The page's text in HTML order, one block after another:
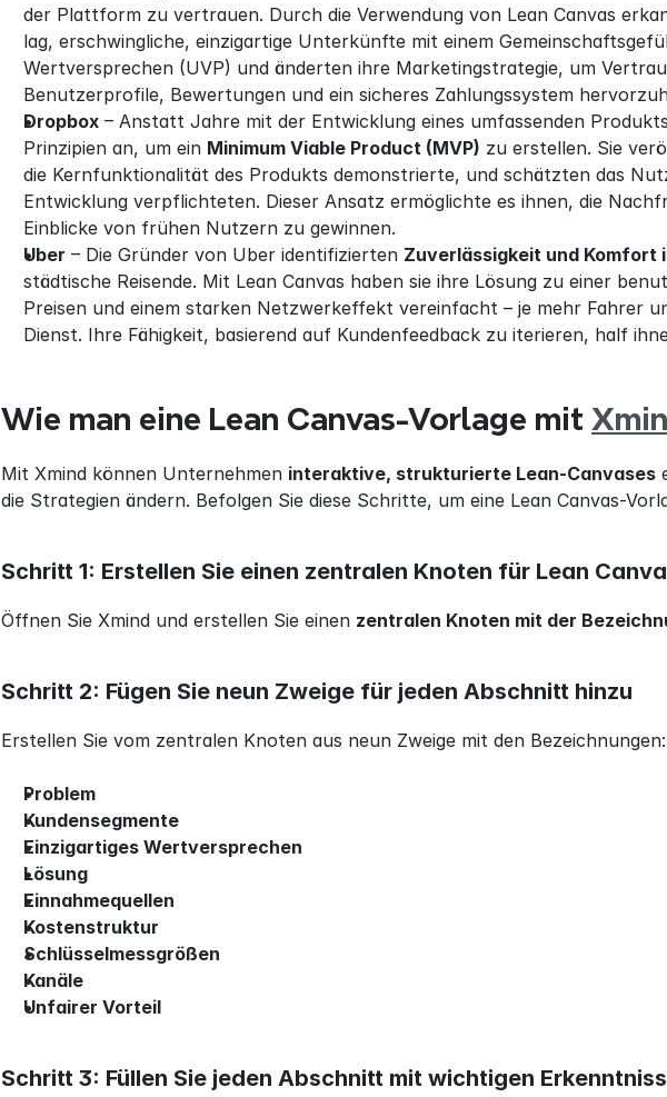
der Plattform zu vertrauen. Durch die Verwendung von Lean Canvas
lag, erschwingliche, einzigartige Unterkünfte mit einem
Wertversprechen (UVP) und änderten ihre Marketingstrategie, um
Benutzerprofile, Bewertungen und ein sicheres Zahlungssystem
Dropbox – Anstatt Jahre mit der Entwicklung eines umfassenden
Prinzipien an, um ein Minimum Viable Product (MVP) zu erstellen. Sie
die Kernfunktionalität des Produkts demonstrierte, und schätzten das
Entwicklung verpflichteten. Dieser Ansatz ermöglichte es ihnen, die
Einblicke von frühen Nutzern zu gewinnen.
Uber – Die Gründer von Uber identifizierten Zuverlässigkeit und Komfort
städtische Reisende. Mit Lean Canvas haben sie ihre Lösung zu einer
Preisen und einem starken Netzwerkeffekt vereinfacht – je mehr Fahrer
Dienst. Ihre Fähigkeit, basierend auf Kundenfeedback zu iterieren, half
Wie man eine Lean Canvas-Vorlage mit
Mit Xmind können Unternehmen interaktive, strukturierte Lean-Canvases
die Strategien ändern. Befolgen Sie diese Schritte, um eine Lean Canvas-
Schritt 1: Erstellen Sie einen zentralen Knoten für Lean
Öffnen Sie Xmind und erstellen Sie einen zentralen Knoten mit der
Schritt 2: Fügen Sie neun Zweige für jeden Abschnitt hinzu
Erstellen Sie vom zentralen Knoten aus neun Zweige mit den Bezeichnungen:
Problem
Kundensegmente
Einzigartiges Wertversprechen
Lösung
Einnahmequellen
Kostenstruktur
Schlüsselmessgrößen
Kanäle
Unfairer Vorteil
Schritt 3: Füllen Sie jeden Abschnitt mit wichtigen